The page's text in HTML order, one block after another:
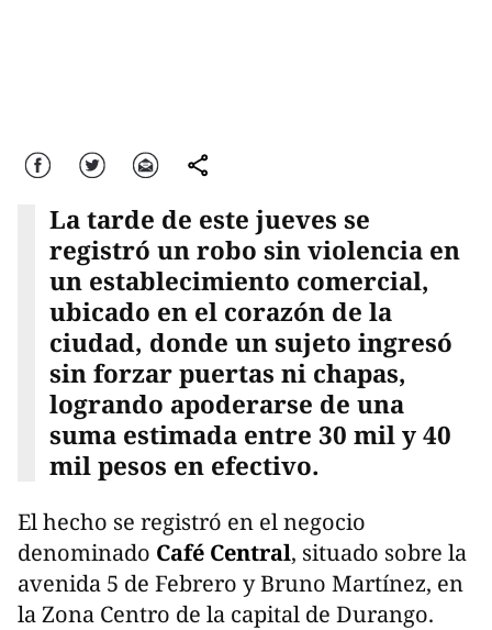
Facebook Twitter Correo comparte
La tarde de este jueves se
registró un robo sin violencia en
un establecimiento comercial,
ubicado en el corazón de la
ciudad, donde un sujeto ingresó
sin forzar puertas ni chapas,
logrando apoderarse de una
suma estimada entre 30 mil y 40
mil pesos en efectivo.
El hecho se registró en el negocio
denominado Café Central, situado sobre la
avenida 5 de Febrero y Bruno Martínez, en
la Zona Centro de la capital de Durango.